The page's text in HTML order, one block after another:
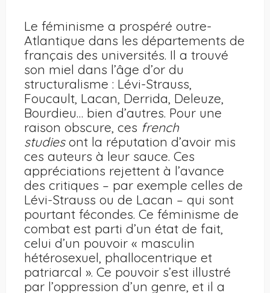
Le féminisme a prospéré outre-
Atlantique dans les départements de
français des universités. Il a trouvé
son miel dans l’âge d’or du
structuralisme : Lévi-Strauss,
Foucault, Lacan, Derrida, Deleuze,
Bourdieu… bien d’autres. Pour une
raison obscure, ces french
studiesont la réputation d’avoir mis
ces auteurs à leur sauce. Ces
appréciations rejettent à l’avance
des critiques – par exemple celles de
Lévi-Strauss ou de Lacan – qui sont
pourtant fécondes. Ce féminisme de
combat est parti d’un état de fait,
celui d’un pouvoir « masculin
hétérosexuel, phallocentrique et
patriarcal ». Ce pouvoir s’est illustré
par l’oppression d’un genre, et il a